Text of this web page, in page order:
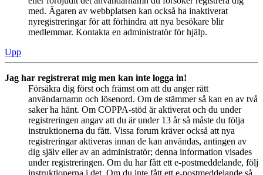
med. Ägaren av webbplatsen kan också ha inaktiverat
nyregistreringar för att förhindra att nya besökare blir
medlemmar. Kontakta en administratör för hjälp.
Upp
Jag har registrerat mig men kan inte logga in!
Försäkra dig först och främst om att du anger rätt
användarnamn och lösenord. Om de stämmer så kan en av två
saker ha hänt. Om COPPA-stöd är aktiverat och du under
registreringen angav att du är under 13 år så måste du följa
instruktionerna du fått. Vissa forum kräver också att nya
registreringar aktiveras innan de kan användas, antingen av
dig själv eller av an administratör; denna information visades
under registreringen. Om du har fått ett e-postmeddelande, följ
instruktionerna i det. Om du inte fått ett e-postmeddelande så